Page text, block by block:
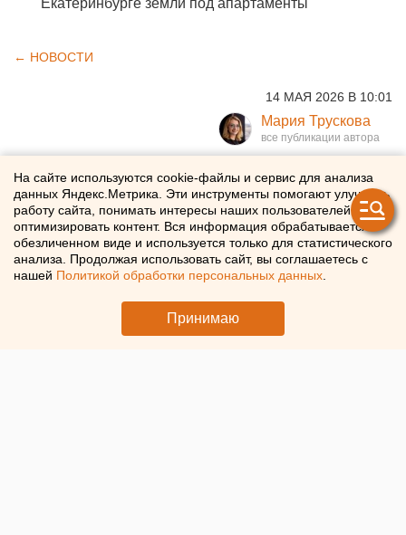
← НОВОСТИ
14 МАЯ 2026 В 10:01
Мария Трускова
Больше половины
свердловских
предпринимателей стали
использовать СМС для
рассылки рекламы
На сайте используются cookie-файлы и сервис для анализа
данных Яндекс.Метрика. Эти инструменты помогают улучшать
работу сайта, понимать интересы наших пользователей и
оптимизировать контент. Вся информация обрабатывается в
обезличенном виде и используется только для статистического
анализа. Продолжая использовать сайт, вы соглашаетесь с
нашей Политикой обработки персональных данных
Принимаю